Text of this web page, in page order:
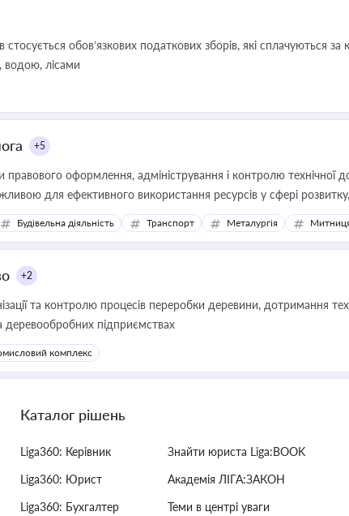
обов’язкових податкових зборів, які сплачуються за
лісами
+5
оформлення, адміністрування і контролю технічної
для ефективного використання ресурсів у сфері
Будівельна діяльність Транспорт Металургія
+2
та контролю процесів переробки деревини, дотримання
деревообробних підприємствах
комплекс
Каталог рішень
Liga360: Керівник
Liga360: Юрист
Liga360: Бухгалтер
Знайти юриста Liga:BOOK
Академія ЛІГА:ЗАКОН
Теми в центрі уваги